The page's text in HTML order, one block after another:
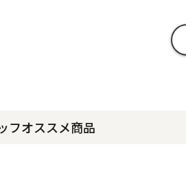
フオススメ商品